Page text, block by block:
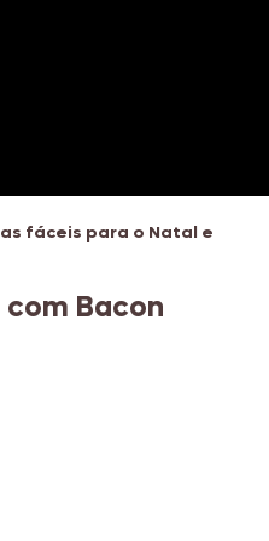
fáceis para o Natal e
com Bacon